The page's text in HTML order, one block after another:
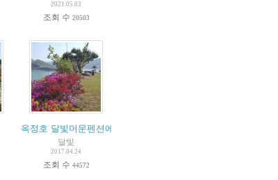
2021.05.03
조회 수 20503
옥정호 달빛머문펜션에 봄이 왔어요~
달빛
2017.04.24
조회 수 44572